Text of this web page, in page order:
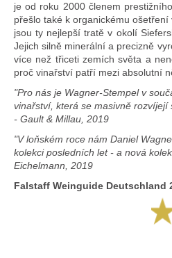
je od roku 2000 členem
přešlo také k organickému
jsou ty nejlepší tratě v okolí
Jejich silně minerální a precizně
více než třiceti zemích světa a
proč vinařství patří mezi absolutní
"Pro nás je Wagner-Stempel v
vinařství, která se masivně
- Gault & Millau, 2019
"V loňském roce nám Daniel
kolekci posledních let - a nová
Eichelmann, 2019
Falstaff Weinguide Deutschland